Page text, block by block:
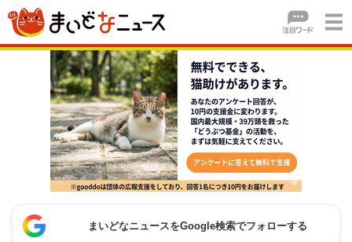
まいどなニュースをGoogle検索でフォローする